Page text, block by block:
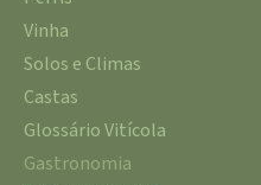
Vinha
Solos e Climas
Castas
Glossário Vitícola
Gastronomia